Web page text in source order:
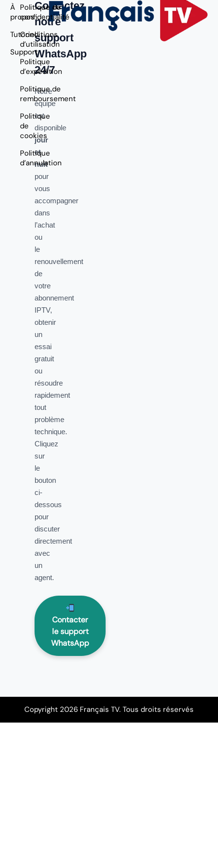
À
propos
Tutoriel
Support
Politique de
confidentialité
Conditions
d’utilisation
Politique
d’expédition
Politique de
remboursement
Politique
de
cookies
Politique
d’annulation
Contactez
notre
support
WhatsApp
24/7
Notre
équipe
est
disponible
jour
et
nuit
pour
vous
accompagner
dans
l’achat
ou
le
renouvellement
de
votre
abonnement
IPTV,
obtenir
un
essai
gratuit
ou
résoudre
rapidement
tout
problème
technique.
Cliquez
sur
le
bouton
ci-
dessous
pour
discuter
directement
avec
un
agent.
Contacter
le support
WhatsApp
Copyright 2026 Français TV. Tous droits réservés